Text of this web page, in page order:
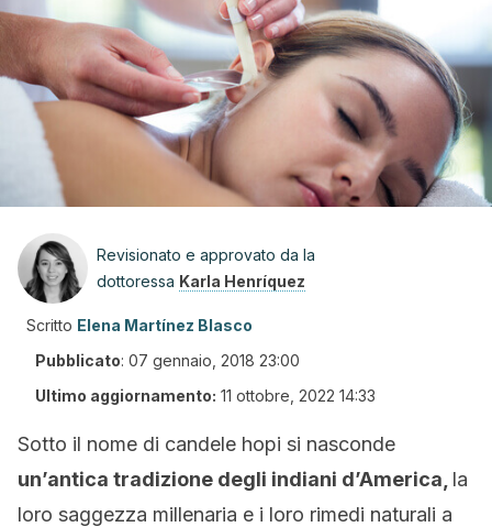
Revisionato e approvato da la
dottoressa Karla Henríquez
Scritto Elena Martínez Blasco
Pubblicato: 07 gennaio, 2018 23:00
Ultimo aggiornamento: 11 ottobre, 2022 14:33
Sotto il nome di candele hopi si nasconde
un’antica tradizione degli indiani d’America, la
loro saggezza millenaria e i loro rimedi naturali a